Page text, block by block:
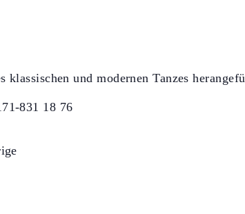
und modernen Tanzes
831 18 76